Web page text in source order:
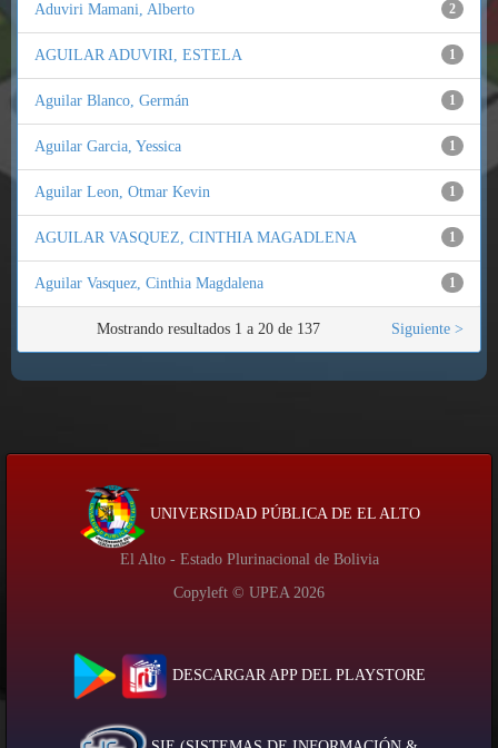
Aduviri Mamani, Alberto 2
AGUILAR ADUVIRI, ESTELA 1
Aguilar Blanco, Germán 1
Aguilar Garcia, Yessica 1
Aguilar Leon, Otmar Kevin 1
AGUILAR VASQUEZ, CINTHIA MAGADLENA 1
Aguilar Vasquez, Cinthia Magdalena 1
Mostrando resultados 1 a 20 de 137 Siguiente >
UNIVERSIDAD PÚBLICA DE EL ALTO
El Alto - Estado Plurinacional de Bolivia
Copyleft © UPEA 2026
DESCARGAR APP DEL PLAYSTORE